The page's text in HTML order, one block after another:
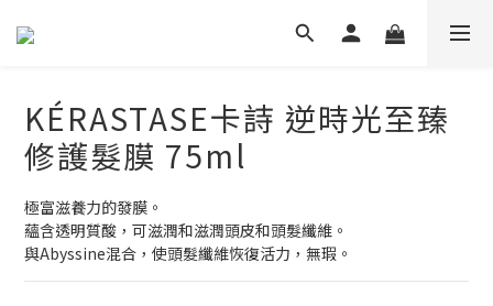
KÉRASTASE卡詩 逆時光至臻
修護髮膜 75ml
極富滋養力的發膜。
蘊含透明質酸，可滋潤和滋潤頭皮和頭髮纖維。
與Abyssine混合，使頭髮纖維恢復活力，無瑕。